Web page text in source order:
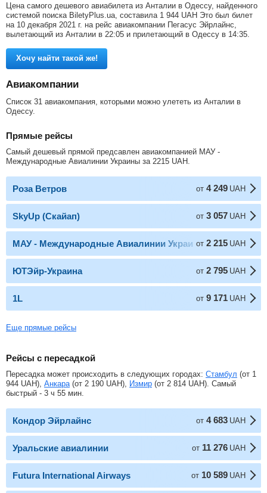
Цена самого дешевого авиабилета из Анталии в Одессу, найденного
системой поиска BiletyPlus.ua, составила 1 944 UAH Это был билет
на 10 декабря 2021 г. на рейс авиакомпании Пегасус Эйрлайнс,
вылетающий из Анталии в 22:05 и прилетающий в Одессу в 14:35.
Хочу найти такой же!
Авиакомпании
Список 31 авиакомпания, которыми можно улететь из Анталии в
Одессу.
Прямые рейсы
Самый дешевый прямой предсавлен авиакомпанией МАУ -
Международные Авиалинии Украины за 2215 UAH
Роза Ветров от 4 249 UAH
SkyUp (Скайап) от 3 057 UAH
МАУ - Международные Авиалинии Украины
от 2 215 UAH
ЮТЭйр-Украина от 2 795 UAH
1L от 9 171 UAH
Еще прямые рейсы
Рейсы с пересадкой
Пересадка может происходить в следующих городах: Стамбул (от 1
944 UAH), Анкара (от 2 190 UAH), Измир (от 2 814 UAH). Самый
быстрый - 3 ч 55 мин.
Кондор Эйрлайнс от 4 683 UAH
Уральские авиалинии от 11 276 UAH
Futura International Airways от 10 589 UAH